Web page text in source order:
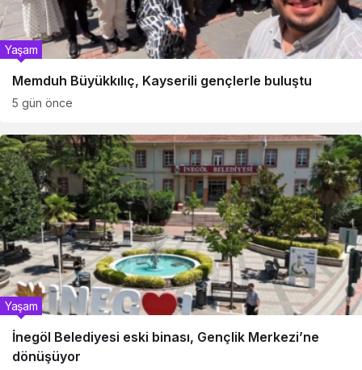
Memduh Büyükkılıç, Kayserili gençlerle buluştu
Yaşam
5 gün önce
İnegöl Belediyesi eski binası, Gençlik Merkezi’ne
dönüşüyor
Yaşam